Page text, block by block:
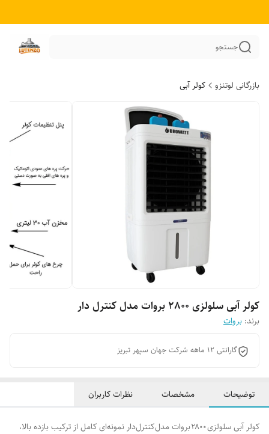
جستجو
بازرگانی لوتنزو کولر آبی
کولر آبی سلولزی 2800 بروات مدل کنترل دار
برند: بروات
گارانتی 12 ماهه شرکت جهان سپهر تبریز
توضیحات مشخصات نظرات کاربران
کولر آبی سلولزی ۲۸۰۰ بروات مدل کنترل‌دار نمونه‌ای کامل از ترکیب بازده بالا،